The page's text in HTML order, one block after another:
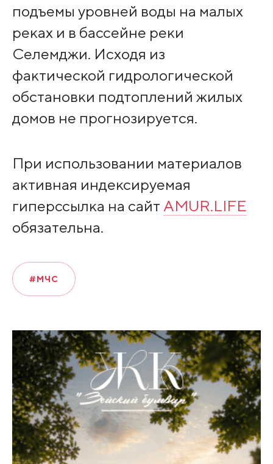
подъемы уровней воды на малых
реках и в бассейне реки
Селемджи. Исходя из
фактической гидрологической
обстановки подтоплений жилых
домов не прогнозируется.
При использовании материалов
активная индексируемая
гиперссылка на сайт AMUR.LIFE
обязательна.
#МЧС